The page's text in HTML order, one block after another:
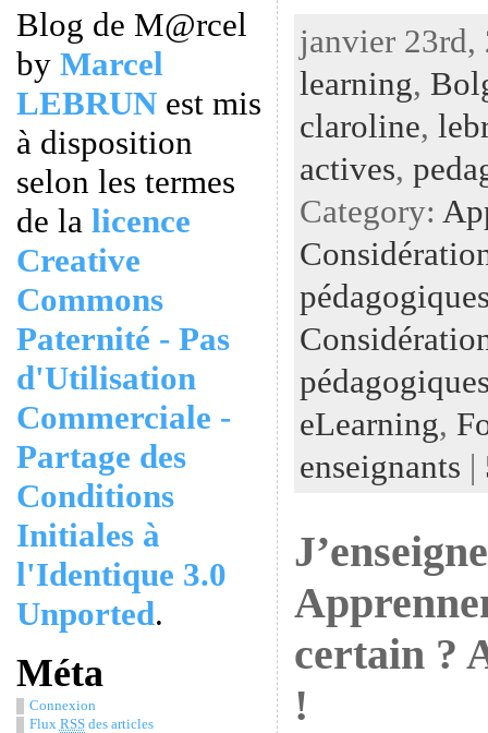
Blog de M@rcel
by Marcel
LEBRUNest mis
à disposition
selon les termes
de la licence
Creative
Commons
Paternité - Pas
d'Utilisation
Commerciale -
Partage des
Conditions
Initiales à
l'Identique 3.0
Unported.
Méta
Connexion
Flux RSSdes articles
janvier 23rd,
learning,
claroline,
actives,
Category:
eLearning,
enseignants |
certain ?
!